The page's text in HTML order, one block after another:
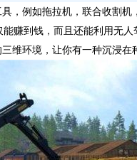
，例如拖拉机，联合收割机
赚到钱，而且还能利用无人
维环境，让你有一种沉浸在